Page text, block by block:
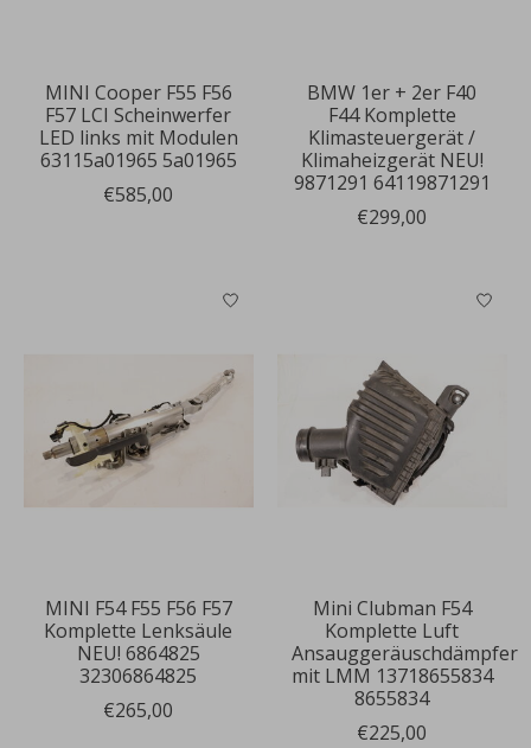
MINI Cooper F55 F56
F57 LCI Scheinwerfer
LED links mit Modulen
63115a01965 5a01965
€585,00
BMW 1er + 2er F40
F44 Komplette
Klimasteuergerät /
Klimaheizgerät NEU!
9871291 64119871291
€299,00
MINI F54 F55 F56 F57
Komplette Lenksäule
NEU! 6864825
32306864825
€265,00
Mini Clubman F54
Komplette Luft
Ansauggeräuschdämpfer
mit LMM 13718655834
8655834
€225,00